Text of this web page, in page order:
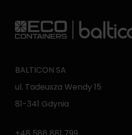
BALTICON SA
ul. Tadeusza Wendy 15
81-341 Gdynia